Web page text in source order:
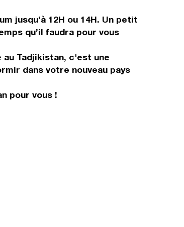
jusqu’à 12H ou 14H. Un petit
qu’il faudra pour vous
Tadjikistan, c'est une
dans votre nouveau pays
pour vous !